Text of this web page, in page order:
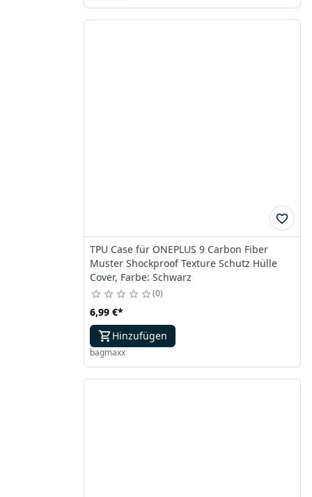
TPU Case für ONEPLUS 9 Carbon Fiber
Muster Shockproof Texture Schutz Hülle
Cover, Farbe: Schwarz
0
6,99 €*
Hinzufügen
bagmaxx